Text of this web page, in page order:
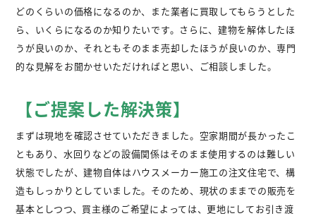
どのくらいの価格になるのか、また業者に買取してもらうとした
ら、いくらになるのか知りたいです。さらに、建物を解体したほ
うが良いのか、それともそのまま売却したほうが良いのか、専門
的な見解をお聞かせいただければと思い、ご相談しました。
【ご提案した解決策】
まずは現地を確認させていただきました。空家期間が長かったこ
ともあり、水回りなどの設備関係はそのまま使用するのは難しい
状態でしたが、建物自体はハウスメーカー施工の注文住宅で、構
造もしっかりとしていました。そのため、現状のままでの販売を
基本としつつ、買主様のご希望によっては、更地にしてお引き渡